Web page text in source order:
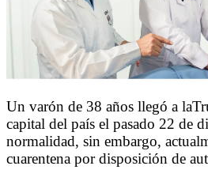
Un varón de 38 años llegó a
capital del país el pasado 22 de
normalidad, sin embargo,
cuarentena por disposición de